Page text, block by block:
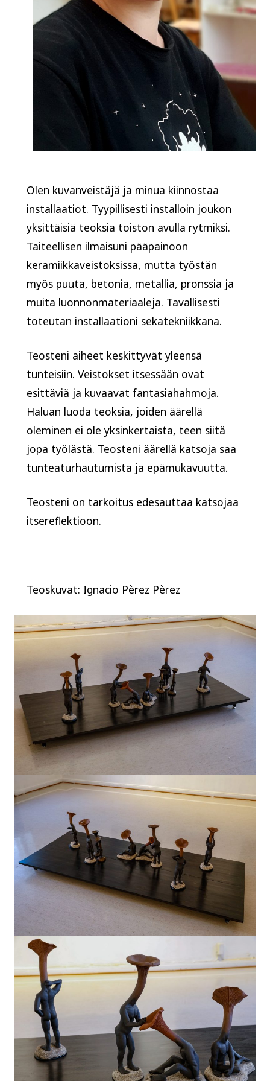
Olen kuvanveistäjä ja minua kiinnostaa
installaatiot. Tyypillisesti installoin joukon
yksittäisiä teoksia toiston avulla rytmiksi.
Taiteellisen ilmaisuni pääpainoon
keramiikkaveistoksissa, mutta työstän
myös puuta, betonia, metallia, pronssia ja
muita luonnonmateriaaleja. Tavallisesti
toteutan installaationi sekatekniikkana.
Teosteni aiheet keskittyvät yleensä
tunteisiin. Veistokset itsessään ovat
esittäviä ja kuvaavat fantasiahahmoja.
Haluan luoda teoksia, joiden äärellä
oleminen ei ole yksinkertaista, teen siitä
jopa työlästä. Teosteni äärellä katsoja saa
tunteaturhautumista ja epämukavuutta.
Teosteni on tarkoitus edesauttaa katsojaa
itsereflektioon.
Teoskuvat: Ignacio Pèrez Pèrez